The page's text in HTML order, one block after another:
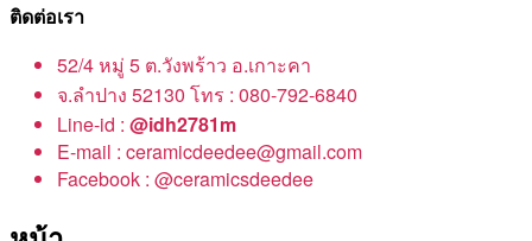
ติดต่อเรา
52/4 หมู่ 5 ต.วังพร้าว อ.เกาะคา
จ.ลำปาง 52130 โทร : 080-792-6840
Line-id : @idh2781m
E-mail : ceramicdeedee@gmail.com
Facebook : @ceramicsdeedee